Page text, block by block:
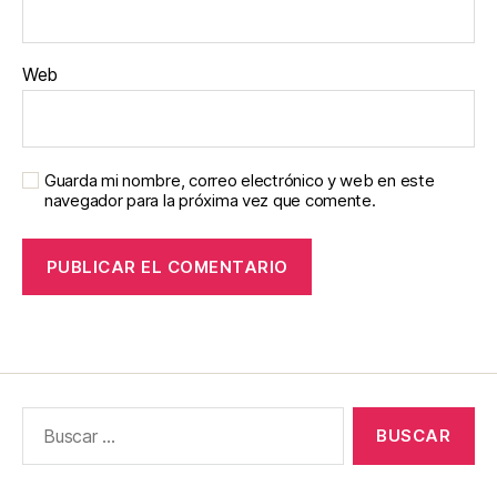
Web
Guarda mi nombre, correo electrónico y web en este
navegador para la próxima vez que comente.